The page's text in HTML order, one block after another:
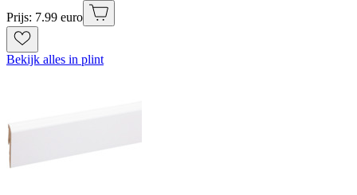
Prijs: 7.99 euro
Bekijk alles in plint